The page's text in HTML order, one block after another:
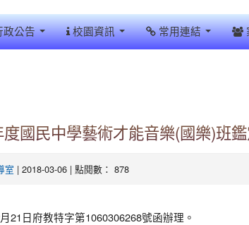
政公告 校園資訊 常用連結
國民中學藝術才能音樂(國樂)班
室 | 2018-03-06 | 點閱數： 878
21日府教特字第1060306268號函辦理。